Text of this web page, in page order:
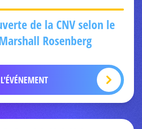
de la CNV selon le
Rosenberg